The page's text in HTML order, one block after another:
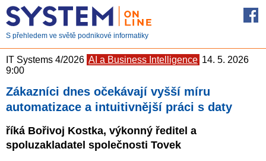
S přehledem ve světě podnikové informatiky
IT Systems 4/2026 AI a Business Intelligence 14. 5. 2026
9:00
Zákazníci dnes očekávají vyšší míru
automatizace a intuitivnější práci s daty
říká Bořivoj Kostka, výkonný ředitel a
spoluzakladatel společnosti Tovek